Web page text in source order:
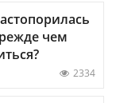
чем
2334